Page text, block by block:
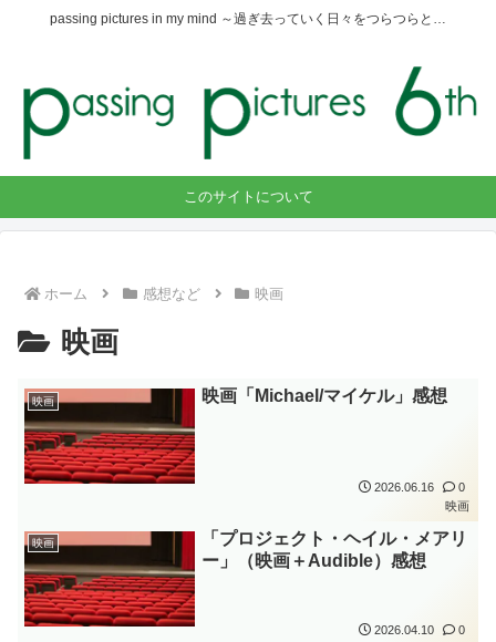
passing pictures in my mind ～過ぎ去っていく日々をつらつらと…
このサイトについて
ホーム 感想など 映画
映画
映画 映画「Michael/マイケル」感想
2026.06.16
0
映画
映画
「プロジェクト・ヘイル・メアリ
ー」（映画＋Audible）感想
2026.04.10
0